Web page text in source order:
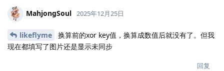
MahjongSoul 2025年12月25日
likeflyme
换算前的xor key值，换算成数值后就没有了。但我
现在都填写了图片还是显示未同步
回复